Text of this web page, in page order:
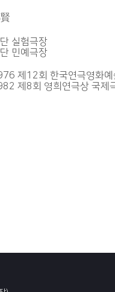
실험극장
민예극장
제12회 한국연극영화예
제8회 영희연극상 국제